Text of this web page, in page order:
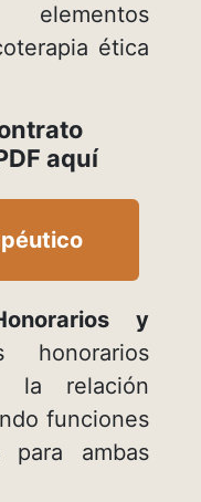
ética
aquí
y
la relación
funciones
para ambas